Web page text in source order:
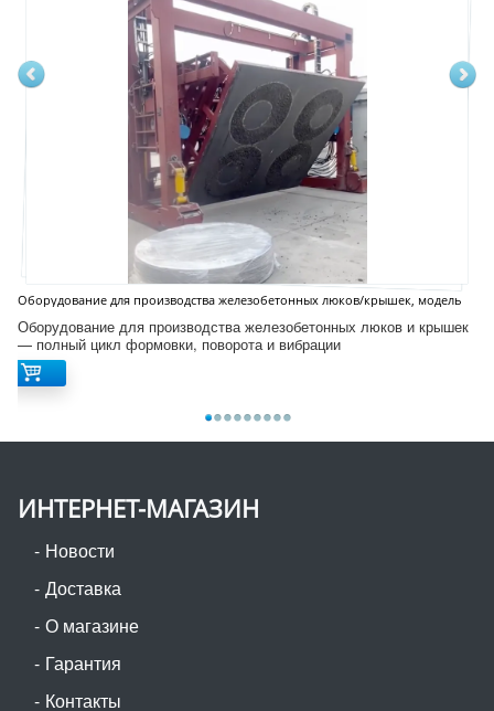
Оборудование для производства железобетонных люков/крышек, модель
Оборудование для производства железобетонных люков и крышек
— полный цикл формовки, поворота и вибрации
ИНТЕРНЕТ-МАГАЗИН
Новости
Доставка
О магазине
Гарантия
Контакты